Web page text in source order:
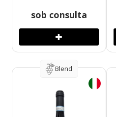
sob consulta
Blend